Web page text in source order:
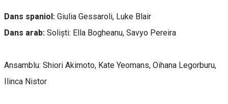
Dans spaniol: Giulia Gessaroli, Luke Blair
Dans arab: Soliști: Ella Bogheanu, Savyo Pereira
Ansamblu: Shiori Akimoto, Kate Yeomans, Oihana Legorburu,
Ilinca Nistor